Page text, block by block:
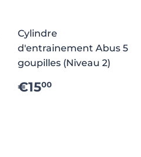
Cylindre
d'entrainement Abus 5
goupilles (Niveau 2)
PRIX
RÉGULIER
€1500